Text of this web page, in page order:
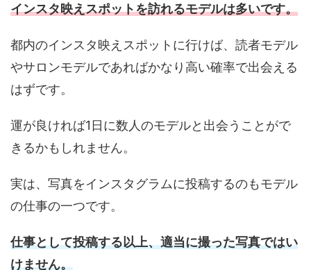
インスタ映えスポットを訪れるモデルは多いです。
都内のインスタ映えスポットに行けば、読者モデル
やサロンモデルであればかなり高い確率で出会える
はずです。
運が良ければ1日に数人のモデルと出会うことがで
きるかもしれません。
実は、写真をインスタグラムに投稿するのもモデル
の仕事の一つです。
仕事として投稿する以上、適当に撮った写真ではい
けません。